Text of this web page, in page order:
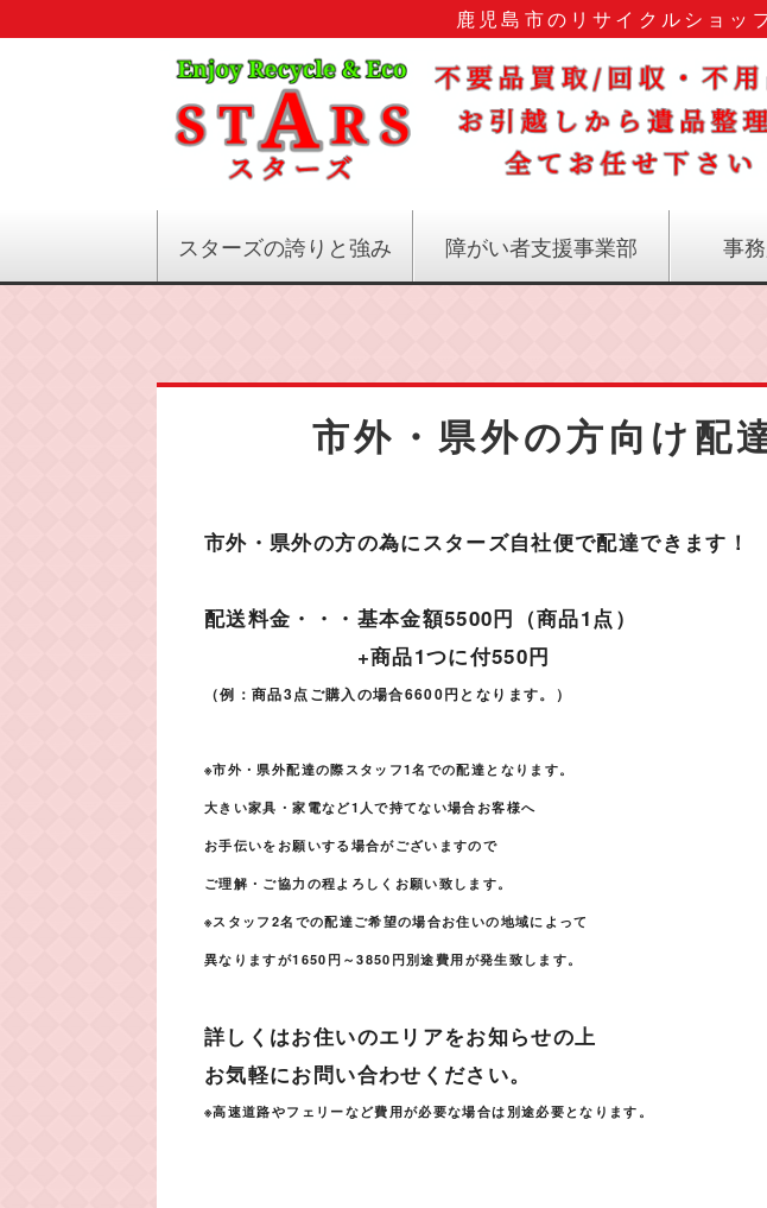
鹿児島市のリサイクルショッ
スターズの誇りと強み 障がい者支援事業部 事
市外・県外の方向け配
市外・県外の方の為にスターズ自社便で配達できます！
配送料金・・・基本金額5500円（商品1点）
+商品1つに付550円
（例：商品3点ご購入の場合6600円となります。）
※市外・県外配達の際スタッフ1名での配達となります。
大きい家具・家電など1人で持てない場合お客様へ
お手伝いをお願いする場合がございますので
ご理解・ご協力の程よろしくお願い致します。
※スタッフ2名での配達ご希望の場合お住いの地域によって
異なりますが1650円～3850円別途費用が発生致します。
詳しくはお住いのエリアをお知らせの上
お気軽にお問い合わせください。
※高速道路やフェリーなど費用が必要な場合は別途必要となります。